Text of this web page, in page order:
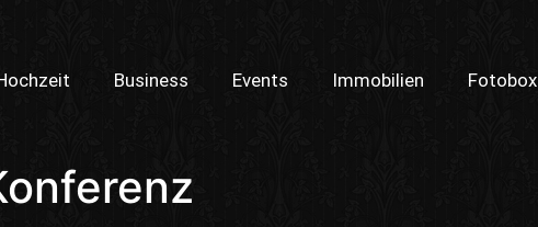
Business Events Immobilien